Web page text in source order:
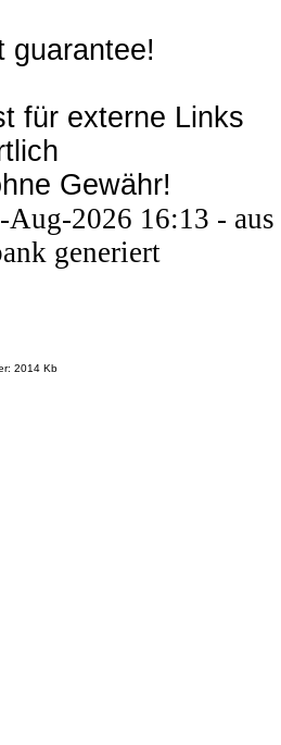
guarantee!
für externe Links
Gewähr!
2026 16:13 - aus
generiert
2014 Kb